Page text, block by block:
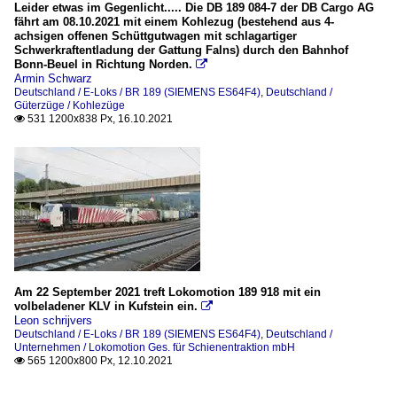
Leider etwas im Gegenlicht..... Die DB 189 084-7 der DB Cargo AG
fährt am 08.10.2021 mit einem Kohlezug (bestehend aus 4-
achsigen offenen Schüttgutwagen mit schlagartiger
Schwerkraftentladung der Gattung Falns) durch den Bahnhof
Bonn-Beuel in Richtung Norden. 
Armin Schwarz
Deutschland / E-Loks / BR 189 (SIEMENS ES64F4), Deutschland /
Güterzüge / Kohlezüge
 531 1200x838 Px, 16.10.2021
Am 22 September 2021 treft Lokomotion 189 918 mit ein
volbeladener KLV in Kufstein ein. 
Leon schrijvers
Deutschland / E-Loks / BR 189 (SIEMENS ES64F4), Deutschland /
Unternehmen / Lokomotion Ges. für Schienentraktion mbH
 565 1200x800 Px, 12.10.2021